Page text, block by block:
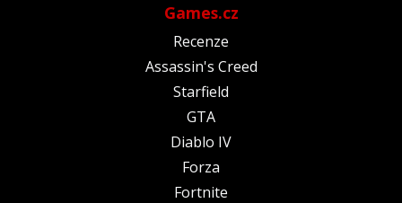
Games.cz
Recenze
Assassin's Creed
Starfield
GTA
Diablo IV
Forza
Fortnite